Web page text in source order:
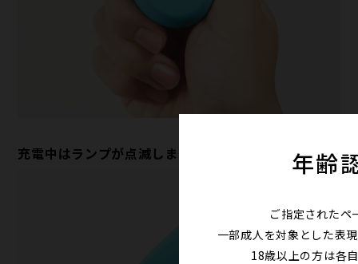
充電中はランプが点滅します 年齢
ご指定されたペ
一部成人を対象とした表
18歳以上の方は各